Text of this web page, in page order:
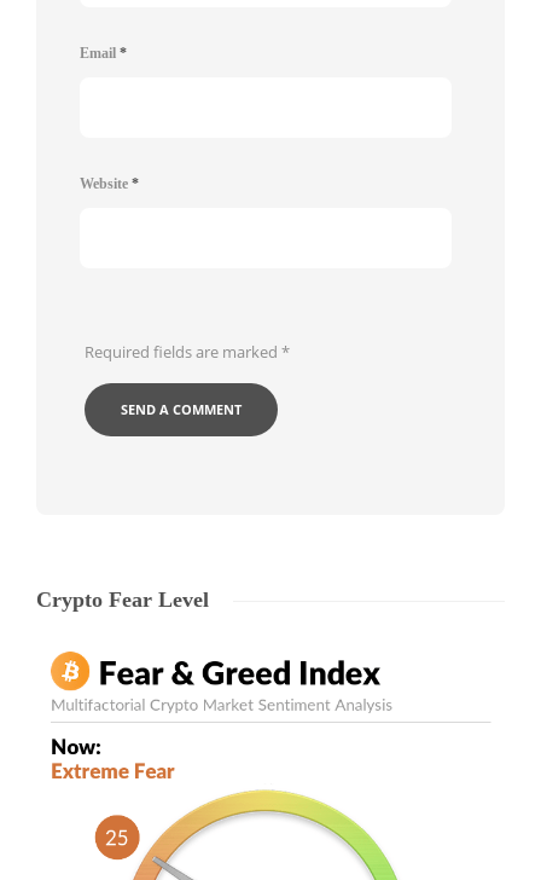
Email *
Website *
Required fields are marked *
Crypto Fear Level